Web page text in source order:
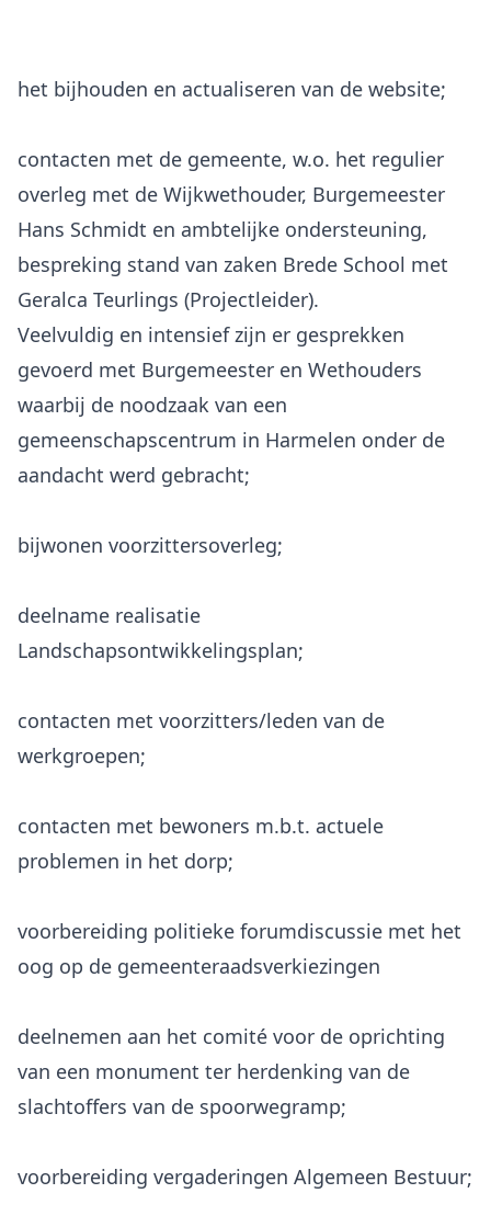
het bijhouden en actualiseren van de website;
contacten met de gemeente, w.o. het regulier
overleg met de Wijkwethouder, Burgemeester
Hans Schmidt en ambtelijke ondersteuning,
bespreking stand van zaken Brede School met
Geralca Teurlings (Projectleider).
Veelvuldig en intensief zijn er gesprekken
gevoerd met Burgemeester en Wethouders
waarbij de noodzaak van een
gemeenschapscentrum in Harmelen onder de
aandacht werd gebracht;
bijwonen voorzittersoverleg;
deelname realisatie
Landschapsontwikkelingsplan;
contacten met voorzitters/leden van de
werkgroepen;
contacten met bewoners m.b.t. actuele
problemen in het dorp;
voorbereiding politieke forumdiscussie met het
oog op de gemeenteraadsverkiezingen
deelnemen aan het comité voor de oprichting
van een monument ter herdenking van de
slachtoffers van de spoorwegramp;
voorbereiding vergaderingen Algemeen Bestuur;